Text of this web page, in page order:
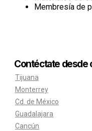
Membresía de
Contéctate desde
Tijuana
Monterrey
Cd. de México
Guadalajara
Cancún